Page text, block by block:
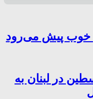
خوب پیش می‌رود
در لبنان به